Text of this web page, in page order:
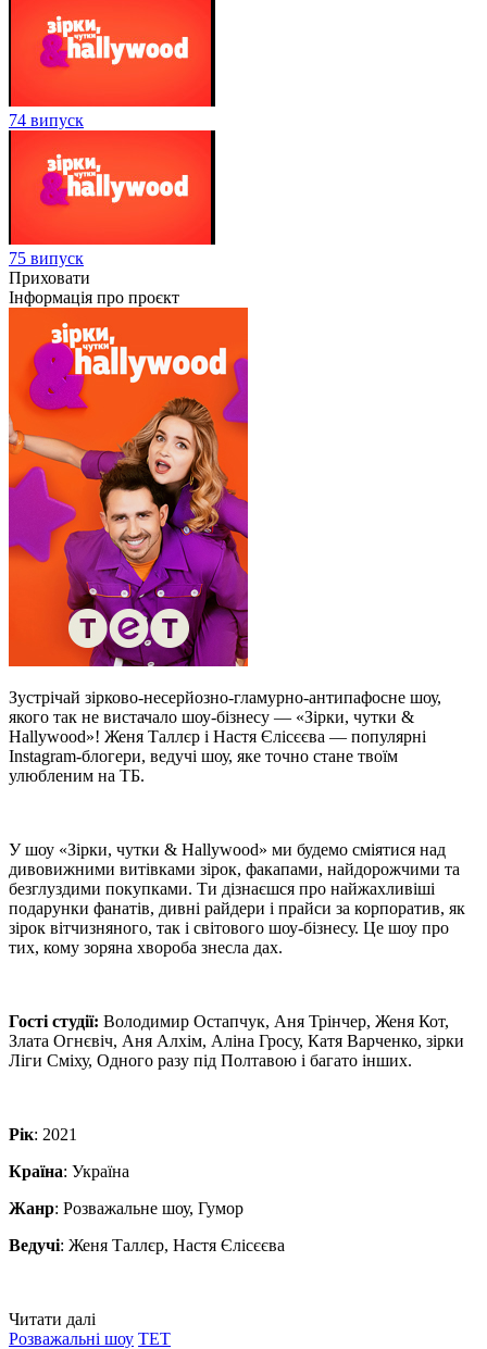
74 випуск
75 випуск
Приховати
Інформація про проєкт
Зустрічай зірково-несерйозно-гламурно-антипафосне шоу,
якого так не вистачало шоу-бізнесу — «Зірки, чутки &
Hallywood»! Женя Таллєр і Настя Єлісєєва — популярні
Instagram-блогери, ведучі шоу, яке точно стане твоїм
улюбленим на ТБ.
У шоу «Зірки, чутки & Hallywood» ми будемо сміятися над
дивовижними витівками зірок, факапами, найдорожчими та
безглуздими покупками. Ти дізнаєшся про найжахливіші
подарунки фанатів, дивні райдери і прайси за корпоратив, як
зірок вітчизняного, так і світового шоу-бізнесу. Це шоу про
тих, кому зоряна хвороба знесла дах.
Гості студії: Володимир Остапчук, Аня Трінчер, Женя Кот,
Злата Огнєвіч, Аня Алхім, Аліна Гросу, Катя Варченко, зірки
Ліги Сміху, Одного разу під Полтавою і багато інших.
Рік: 2021
Країна: Україна
Жанр: Розважальне шоу, Гумор
Ведучі: Женя Таллєр, Настя Єлісєєва
Читати далі
Розважальні шоу ТЕТ